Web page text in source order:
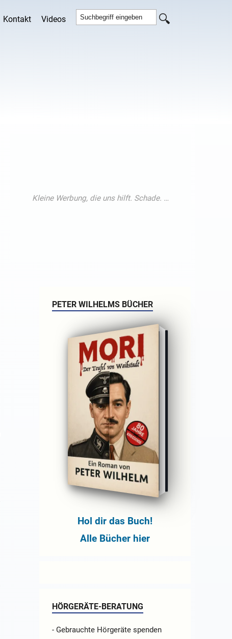
Kontakt Videos
PETER WILHELMS BÜCHER
Hol dir das Buch!
Alle Bücher hier
HÖRGERÄTE-BERATUNG
- Gebrauchte Hörgeräte spenden